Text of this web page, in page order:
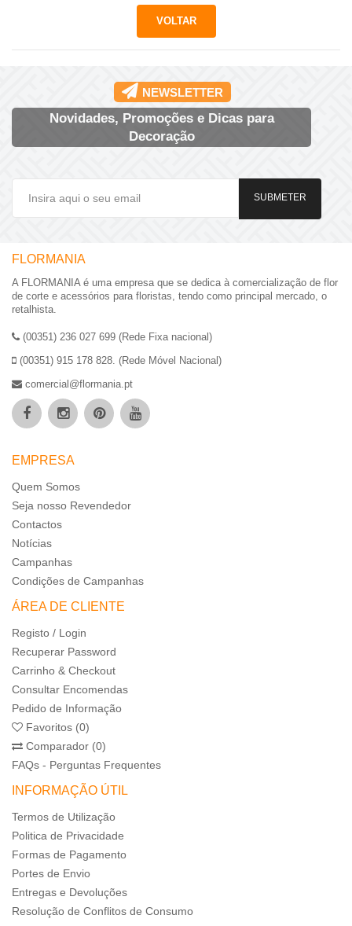
NEWSLETTER
Novidades, Promoções e Dicas para
Decoração
SUBMETER
FLORMANIA
A FLORMANIA é uma empresa que se dedica à comercialização de flor
de corte e acessórios para floristas, tendo como principal mercado, o
retalhista.
(00351) 236 027 699 (Rede Fixa nacional)
(00351) 915 178 828. (Rede Móvel Nacional)
comercial@flormania.pt
EMPRESA
Quem Somos
Seja nosso Revendedor
Contactos
Notícias
Campanhas
Condições de Campanhas
ÁREA DE CLIENTE
Registo / Login
Recuperar Password
Carrinho & Checkout
Consultar Encomendas
Pedido de Informação
Favoritos (0)
Comparador (0)
FAQs - Perguntas Frequentes
INFORMAÇÃO ÚTIL
Termos de Utilização
Politica de Privacidade
Formas de Pagamento
Portes de Envio
Entregas e Devoluções
Resolução de Conflitos de Consumo